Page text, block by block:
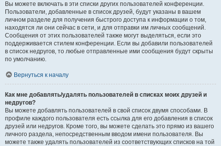
Вы можете включать в эти списки других пользователей конференции.
Пользователи, добавленные в список друзей, будут указаны в вашем
личном разделе для получения быстрого доступа к информации о том,
находятся ли они сейчас в сети, и для отправки им личных сообщений.
Сообщения от этих пользователей также могут выделяться, если это
поддерживается стилем конференции. Если вы добавили пользователей
в список недругов, то любые отправленные ими сообщения будут скрыты
по умолчанию.
Вернуться к началу
Как мне добавлять/удалять пользователей в списках моих друзей и
недругов?
Вы можете добавлять пользователей в свой список двумя способами. В
профиле каждого пользователя есть ссылка для его добавления в список
друзей или недругов. Кроме того, вы можете сделать это прямо из вашего
личного раздела, непосредственным вводом имени пользователя. Вы
можете также удалять пользователей из соответствующих списков на той